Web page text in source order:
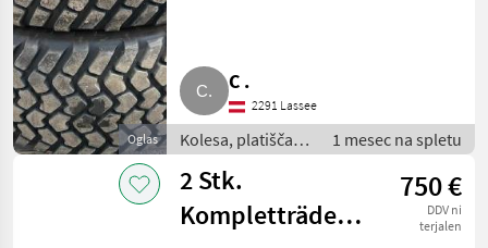
Oglas
C .
2291 Lassee
Kolesa, platišča in
pnevmatike /
Komplet kolesa
1 mesec na spletu
2 Stk.
Kompletträder
750 €
DDV ni
terjalen